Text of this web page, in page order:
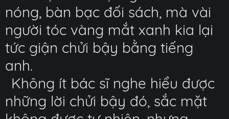
nóng, bàn bạc đối sách, mà vài
người tóc vàng mắt xanh kia lại
tức giận chửi bậy bằng tiếng
anh.
Không ít bác sĩ nghe hiểu được
những lời chửi bậy đó, sắc mặt